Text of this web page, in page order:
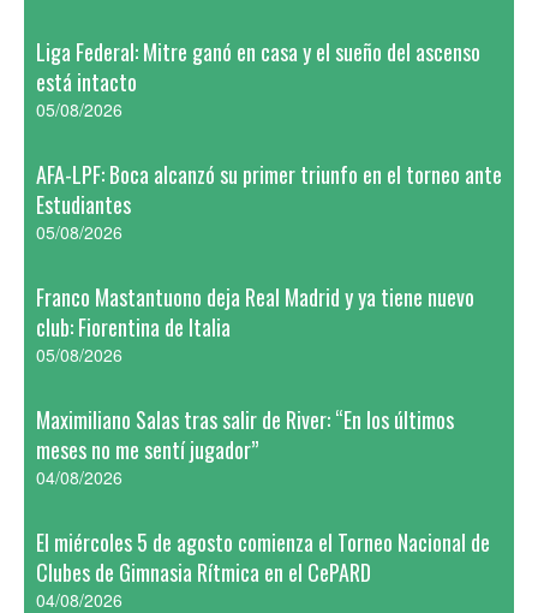
Liga Federal: Mitre ganó en casa y el sueño del ascenso
está intacto
05/08/2026
AFA-LPF: Boca alcanzó su primer triunfo en el torneo ante
Estudiantes
05/08/2026
Franco Mastantuono deja Real Madrid y ya tiene nuevo
club: Fiorentina de Italia
05/08/2026
Maximiliano Salas tras salir de River: “En los últimos
meses no me sentí jugador”
04/08/2026
El miércoles 5 de agosto comienza el Torneo Nacional de
Clubes de Gimnasia Rítmica en el CePARD
04/08/2026